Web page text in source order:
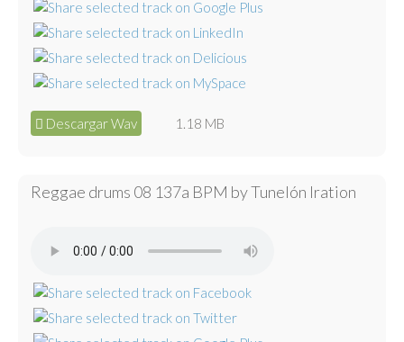
Descargar Wav 1.18 MB
Reggae drums 08 137a BPM by Tunelón Iration